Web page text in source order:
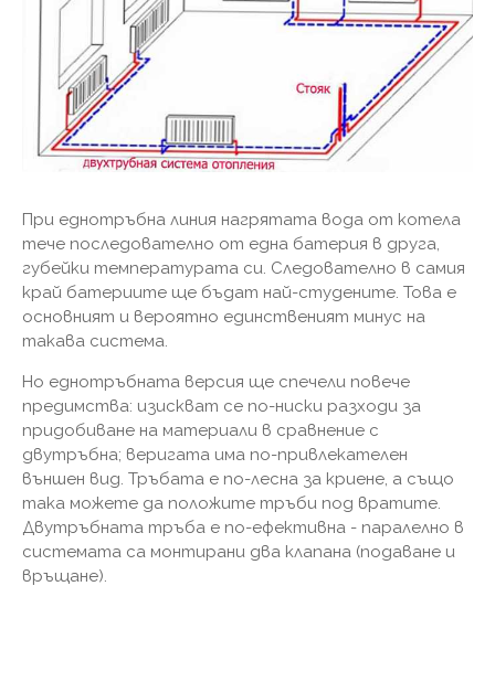
При еднотръбна линия нагрятата вода от котела
тече последователно от една батерия в друга,
губейки температурата си. Следователно в самия
край батериите ще бъдат най-студените. Това е
основният и вероятно единственият минус на
такава система.
Но еднотръбната версия ще спечели повече
предимства: изискват се по-ниски разходи за
придобиване на материали в сравнение с
двутръбна; веригата има по-привлекателен
външен вид. Тръбата е по-лесна за криене, а също
така можете да положите тръби под вратите.
Двутръбната тръба е по-ефективна - паралелно в
системата са монтирани два клапана (подаване и
връщане).